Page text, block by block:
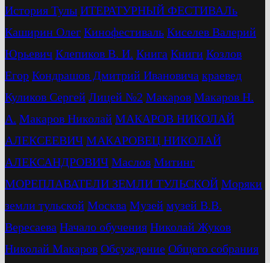
История Тулы ИТЕРАТУРНЫЙ ФЕСТИВАЛь
Каширин Олег Кинофестиваль Киселев Валерий
Юрьевич Клепиков В. И. Книга Книги Козлов
Егор Кондрашов Дмитрий Ивановича краевед
Куликов Сергей Лицей №2 Макаров Макаров Н.
А. Макаров Николай МАКАРОВ НИКОЛАЙ
АЛЕКСЕЕВИЧ МАКАРОВЕЦ НИКОЛАЙ
АЛЕКСАНДРОВИЧ Маслов Митинг
МОРЕПЛАВАТЕЛИ ЗЕМЛИ ТУЛЬСКОЙ Моряки
земли тульской Москва Музей музей В.В.
Вересаева Начало обучения Николай Жуков
Николай Макаров Обсуждение Общего собрания